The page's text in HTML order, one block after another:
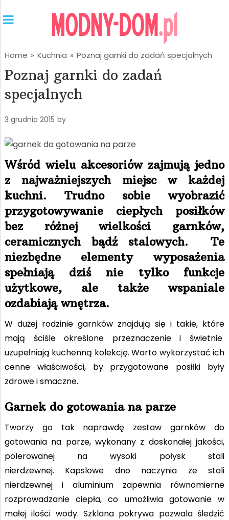
Home » Kuchnia » Poznaj garnki do zadań specjalnych
Poznaj garnki do zadań
specjalnych
3 grudnia 2015 by
Wśród wielu akcesoriów zajmują jedno
z najważniejszych miejsc w każdej
kuchni. Trudno sobie wyobrazić
przygotowywanie ciepłych posiłków
bez różnej wielkości garnków,
ceramicznych bądź stalowych. Te
niezbędne elementy wyposażenia
spełniają dziś nie tylko funkcje
użytkowe, ale także wspaniale
ozdabiają wnętrza.
W dużej rodzinie garnków znajdują się i takie, które
mają ściśle określone przeznaczenie i świetnie
uzupełniają kuchenną kolekcję. Warto wykorzystać ich
cenne właściwości, by przygotowane posiłki były
zdrowe i smaczne.
Garnek do gotowania na parze
Tworzy go tak naprawdę zestaw garnków do
gotowania na parze, wykonany z doskonałej jakości,
polerowanej na wysoki połysk stali
nierdzewnej. Kapslowe dno naczynia ze stali
nierdzewnej i aluminium zapewnia równomierne
rozprowadzanie ciepła, co umożliwia gotowanie w
małej ilości wody. Szklana pokrywa pozwala śledzić